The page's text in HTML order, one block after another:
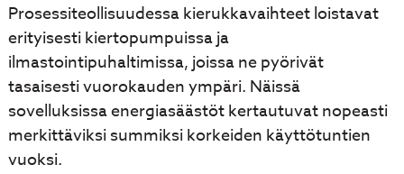
Prosessiteollisuudessa kierukkavaihteet loistavat
erityisesti kiertopumpuissa ja
ilmastointipuhaltimissa, joissa ne pyörivät
tasaisesti vuorokauden ympäri. Näissä
sovelluksissa energiasäästöt kertautuvat nopeasti
merkittäviksi summiksi korkeiden käyttötuntien
vuoksi.